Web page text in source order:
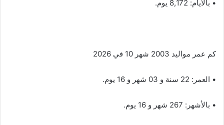
• بالأيام: 8,172 يوم.
كم عمر مواليد 2003 شهر 10 في 2026
• العمر: 22 سنة و 03 شهر و 16 يوم.
• بالأشهر: 267 شهر و 16 يوم.